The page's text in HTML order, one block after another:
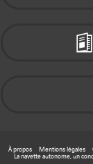
À propos Mentions légales
La navette autonome, un